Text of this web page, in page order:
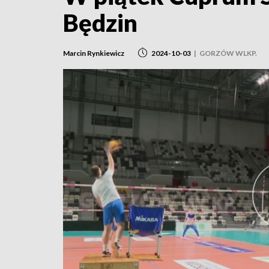
Będzin
Marcin Rynkiewicz 2024-10-03 | GORZÓW WLKP.